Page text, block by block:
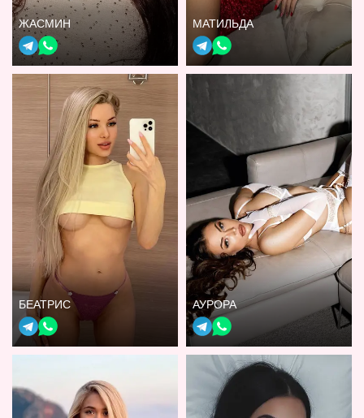
ЖАСМИН МАТИЛЬДА
БЕАТРИС АУРОРА